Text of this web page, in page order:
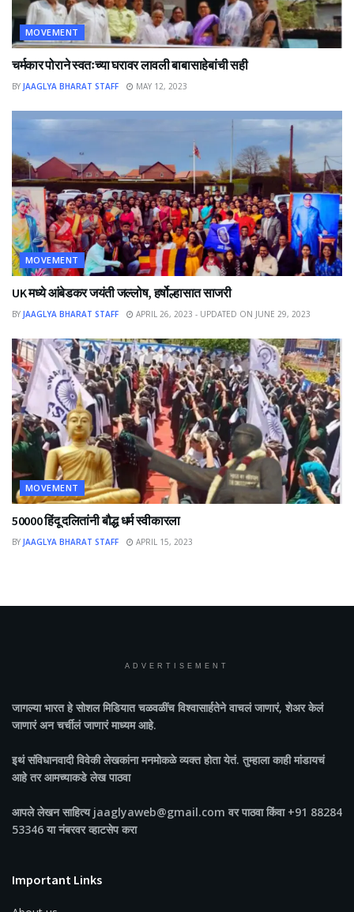
MOVEMENT
चर्मकार पोराने स्वतःच्या घरावर लावली बाबासाहेबांची सही
BY JAAGLYA BHARAT STAFF MAY 12, 2023
MOVEMENT
UK मध्ये आंबेडकर जयंती जल्लोष, हर्षोल्हासात साजरी
BY JAAGLYA BHARAT STAFF APRIL 26, 2023 - UPDATED ON JUNE 29, 2023
MOVEMENT
50000 हिंदू दलितांनी बौद्ध धर्म स्वीकारला
BY JAAGLYA BHARAT STAFF APRIL 15, 2023
ADVERTISEMENT
जागल्या भारतहे सोशल मिडियात चळवळींच विश्वासार्हतेने वाचलं जाणारं, शेअर केलं
जाणारं अन चर्चीलं जाणारं माध्यम आहे.
इथं संविधानवादी विवेकी लेखकांना मनमोकळे व्यक्त होता येतं. तुम्हाला काही मांडायचं
आहे तर आमच्याकडे लेख पाठवा
आपले लेखन साहित्य jaaglyaweb@gmail.com वर पाठवा किंवा +91 88284
53346 या नंबरवर व्हाटसेप करा
Important Links